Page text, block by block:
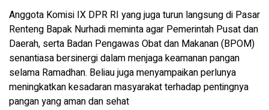
Anggota Komisi IX DPR RI yang juga turun langsung di Pasar
Renteng Bapak Nurhadi meminta agar Pemerintah Pusat dan
Daerah, serta Badan Pengawas Obat dan Makanan (BPOM)
senantiasa bersinergi dalam menjaga keamanan pangan
selama Ramadhan. Beliau juga menyampaikan perlunya
meningkatkan kesadaran masyarakat terhadap pentingnya
pangan yang aman dan sehat